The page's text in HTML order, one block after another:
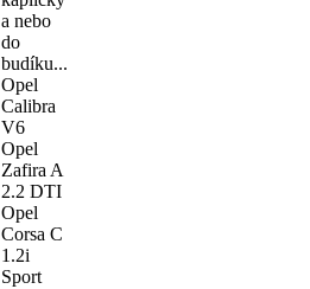
a nebo
do
budíku...
Opel
Calibra
V6
Opel
Zafira A
2.2 DTI
Opel
Corsa C
1.2i
Sport